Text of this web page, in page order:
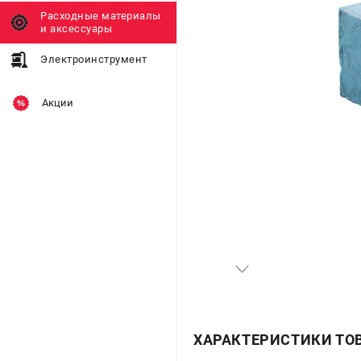
Расходные материалы
и аксессуары
Электроинструмент
Акции
ХАРАКТЕРИСТИКИ